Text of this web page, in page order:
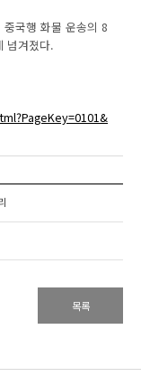
국행 화물 운송의 8
넘겨졌다.
목록